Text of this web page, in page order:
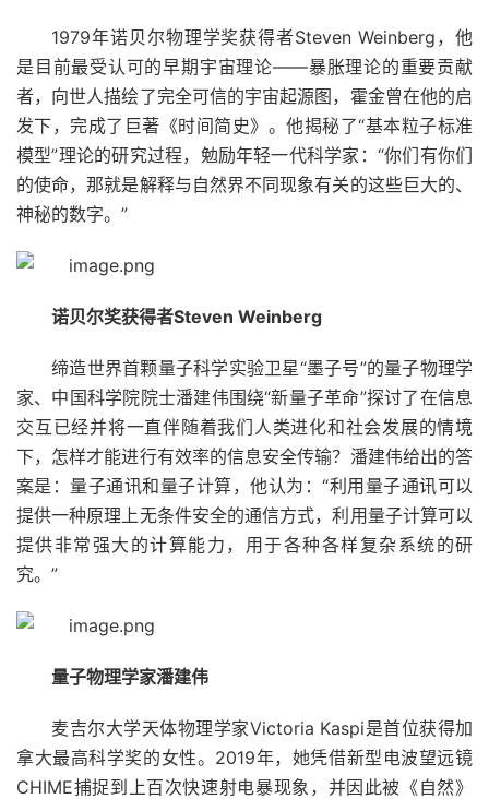
1979年诺贝尔物理学奖获得者Steven Weinberg，他
是目前最受认可的早期宇宙理论——暴胀理论的重要贡献
者，向世人描绘了完全可信的宇宙起源图，霍金曾在他的启
发下，完成了巨著《时间简史》。他揭秘了“基本粒子标准
模型”理论的研究过程，勉励年轻一代科学家：“你们有你们
的使命，那就是解释与自然界不同现象有关的这些巨大的、
神秘的数字。”
诺贝尔奖获得者Steven Weinberg
缔造世界首颗量子科学实验卫星“墨子号”的量子物理学
家、中国科学院院士潘建伟围绕“新量子革命”探讨了在信息
交互已经并将一直伴随着我们人类进化和社会发展的情境
下，怎样才能进行有效率的信息安全传输？潘建伟给出的答
案是：量子通讯和量子计算，他认为：“利用量子通讯可以
提供一种原理上无条件安全的通信方式，利用量子计算可以
提供非常强大的计算能力，用于各种各样复杂系统的研
究。”
量子物理学家潘建伟
麦吉尔大学天体物理学家Victoria Kaspi是首位获得加
拿大最高科学奖的女性。2019年，她凭借新型电波望远镜
CHIME捕捉到上百次快速射电暴现象，并因此被《自然》